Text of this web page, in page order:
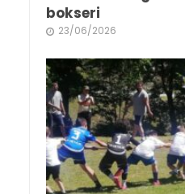
bokseri
23/06/2026